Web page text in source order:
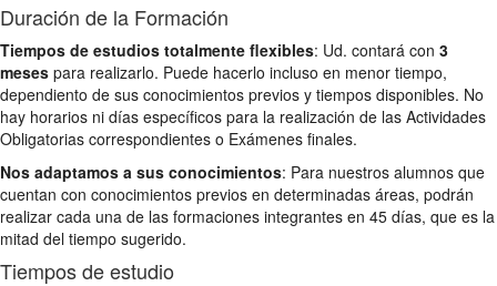
Duración de la Formación
Tiempos de estudios totalmente flexibles: Ud. contará con 3
meses para realizarlo. Puede hacerlo incluso en menor tiempo,
dependiento de sus conocimientos previos y tiempos disponibles. No
hay horarios ni días específicos para la realización de las Actividades
Obligatorias correspondientes o Exámenes finales.
Nos adaptamos a sus conocimientos: Para nuestros alumnos que
cuentan con conocimientos previos en determinadas áreas, podrán
realizar cada una de las formaciones integrantes en 45 días, que es la
mitad del tiempo sugerido.
Tiempos de estudio